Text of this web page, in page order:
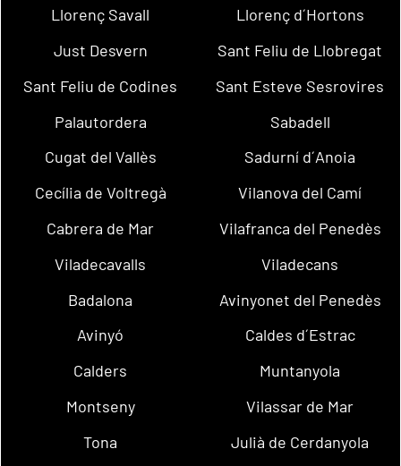
Llorenç Savall
Llorenç d´Hortons
Just Desvern
Sant Feliu de Llobregat
Sant Feliu de Codines
Sant Esteve Sesrovires
Palautordera
Sabadell
Cugat del Vallès
Sadurní d´Anoia
Cecília de Voltregà
Vilanova del Camí
Cabrera de Mar
Vilafranca del Penedès
Viladecavalls
Viladecans
Badalona
Avinyonet del Penedès
Avinyó
Caldes d´Estrac
Calders
Muntanyola
Montseny
Vilassar de Mar
Tona
Julià de Cerdanyola